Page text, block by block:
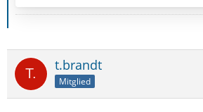
t.brandt
Mitglied